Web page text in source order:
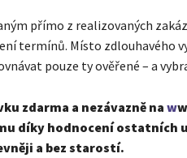
přímo z realizovaných
termínů. Místo zdlouhavého
pouze ty ověřené – a
zdarma a nezávazně na ww
díky hodnocení ostatních
a bez starostí.